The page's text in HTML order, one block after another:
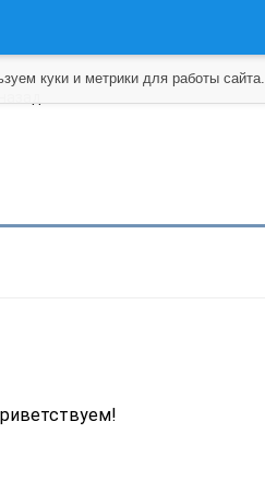
куки и метрики для работы сайта.